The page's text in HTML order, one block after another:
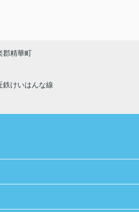
郡精華町
鉄けいはんな線